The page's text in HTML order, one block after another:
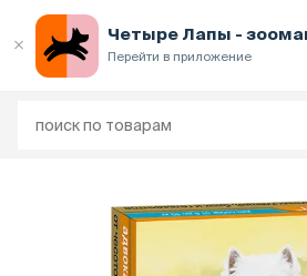
Четыре Лапы -
Перейти в приложение